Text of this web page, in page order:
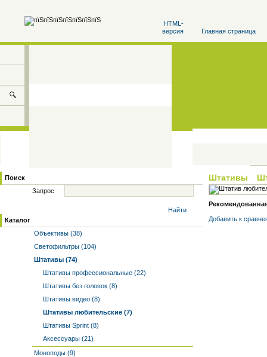
HTML-
версия
Главная страница
Поиск
Запрос
Найти
Каталог
Объективы (38)
Светофильтры (104)
Штативы (74)
Штативы профессиональные (22)
Штативы без головок (8)
Штативы видео (8)
Штативы любительские (7)
Штативы Sprint (8)
Аксессуары (21)
Моноподы (9)
Штативы
Добавить к